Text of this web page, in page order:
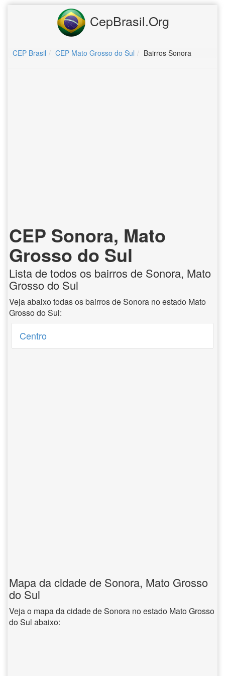
CepBrasil.Org
CEP Brasil CEP Mato Grosso do Sul Bairros Sonora
CEP Sonora, Mato
Grosso do Sul
Lista de todos os bairros de Sonora, Mato
Grosso do Sul
Veja abaixo todas os bairros de Sonora no estado Mato
Grosso do Sul:
Centro
Mapa da cidade de Sonora, Mato Grosso
do Sul
Veja o mapa da cidade de Sonora no estado Mato Grosso
do Sul abaixo: